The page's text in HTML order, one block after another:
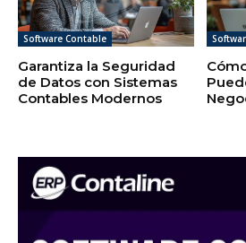
Software Contable
Garantiza la Seguridad
de Datos con Sistemas
Contables Modernos